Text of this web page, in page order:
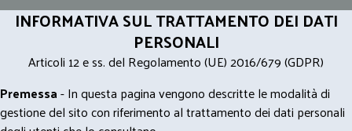
INFORMATIVA SUL TRATTAMENTO DEI DATI
PERSONALI
Articoli 12 e ss. del Regolamento (UE) 2016/679 (GDPR)
Premessa- In questa pagina vengono descritte le modalità di
gestione del sito con riferimento al trattamento dei dati personali